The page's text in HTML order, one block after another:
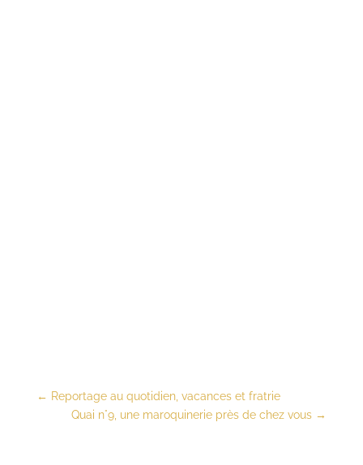
← Reportage au quotidien, vacances et fratrie
Quai n°9, une maroquinerie près de chez vous →